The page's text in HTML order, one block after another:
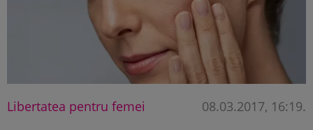
Libertatea pentru femei 08.03.2017, 16:19.